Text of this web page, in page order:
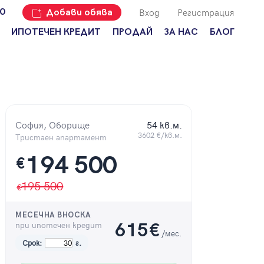
Добави обява Вход Регистрация
ИПОТЕЧЕН КРЕДИТ ПРОДАЙ ЗА НАС
Мениджмънт
БЛОГ
София, Оборище
Тристаен апартамент
54 кв.м.
3602 €/кв.м.
€194 500
195 500
МЕСЕЧНА ВНОСКА
при ипотечен кредит
Срок: г.
615€ /мес.